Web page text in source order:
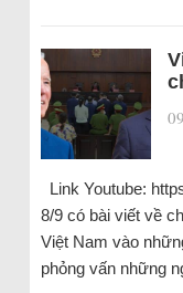
Link Youtube:
8/9 có bài viết về
Việt Nam vào
phỏng vấn những